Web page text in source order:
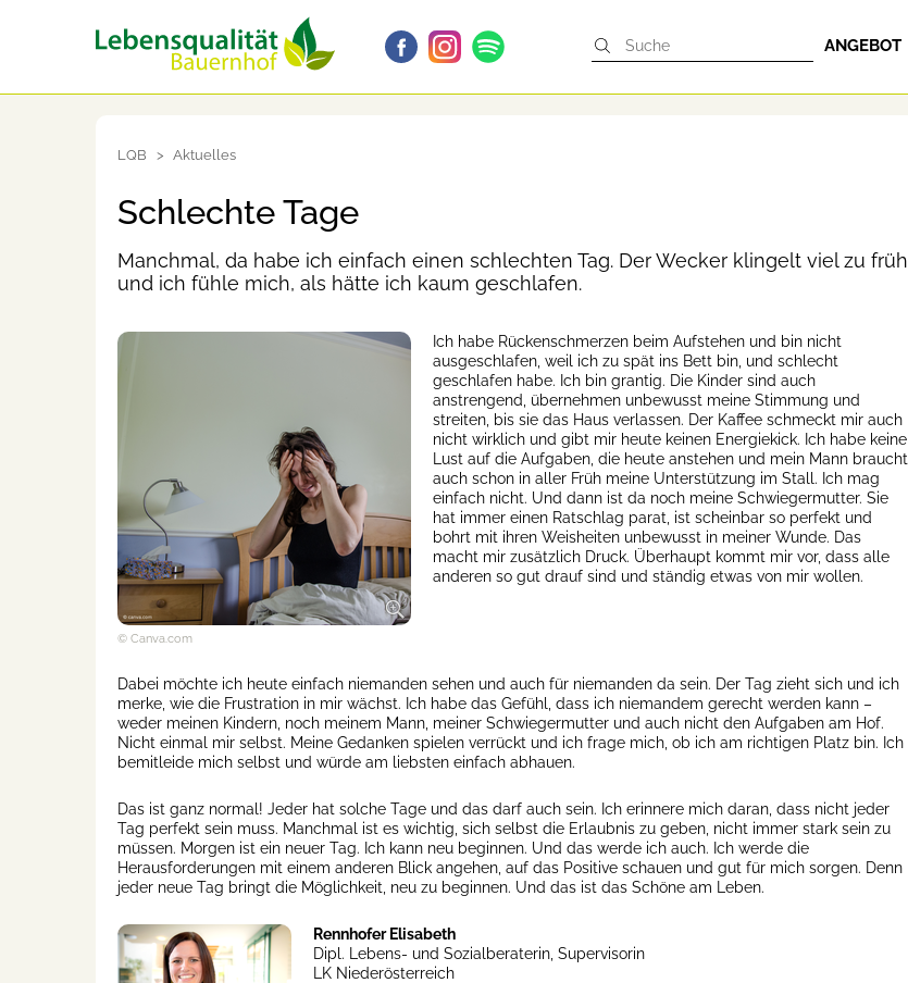
ANGEBOT
LQB Aktuelles
Schlechte Tage
Manchmal, da habe ich einfach einen schlechten Tag. Der Wecker klingelt viel zu früh
und ich fühle mich, als hätte ich kaum geschlafen.
© Canva.com
Ich habe Rückenschmerzen beim Aufstehen und bin nicht
ausgeschlafen, weil ich zu spät ins Bett bin, und schlecht
geschlafen habe. Ich bin grantig. Die Kinder sind auch
anstrengend, übernehmen unbewusst meine Stimmung und
streiten, bis sie das Haus verlassen. Der Kaffee schmeckt mir auch
nicht wirklich und gibt mir heute keinen Energiekick. Ich habe keine
Lust auf die Aufgaben, die heute anstehen und mein Mann braucht
auch schon in aller Früh meine Unterstützung im Stall. Ich mag
einfach nicht. Und dann ist da noch meine Schwiegermutter. Sie
hat immer einen Ratschlag parat, ist scheinbar so perfekt und
bohrt mit ihren Weisheiten unbewusst in meiner Wunde. Das
macht mir zusätzlich Druck. Überhaupt kommt mir vor, dass alle
anderen so gut drauf sind und ständig etwas von mir wollen.
Dabei möchte ich heute einfach niemanden sehen und auch für niemanden da sein. Der Tag zieht sich und ich
merke, wie die Frustration in mir wächst. Ich habe das Gefühl, dass ich niemandem gerecht werden kann –
weder meinen Kindern, noch meinem Mann, meiner Schwiegermutter und auch nicht den Aufgaben am Hof.
Nicht einmal mir selbst. Meine Gedanken spielen verrückt und ich frage mich, ob ich am richtigen Platz bin. Ich
bemitleide mich selbst und würde am liebsten einfach abhauen.
Das ist ganz normal! Jeder hat solche Tage und das darf auch sein. Ich erinnere mich daran, dass nicht jeder
Tag perfekt sein muss. Manchmal ist es wichtig, sich selbst die Erlaubnis zu geben, nicht immer stark sein zu
müssen. Morgen ist ein neuer Tag. Ich kann neu beginnen. Und das werde ich auch. Ich werde die
Herausforderungen mit einem anderen Blick angehen, auf das Positive schauen und gut für mich sorgen. Denn
jeder neue Tag bringt die Möglichkeit, neu zu beginnen. Und das ist das Schöne am Leben.
Rennhofer Elisabeth
Dipl. Lebens- und Sozialberaterin, Supervisorin
LK Niederösterreich